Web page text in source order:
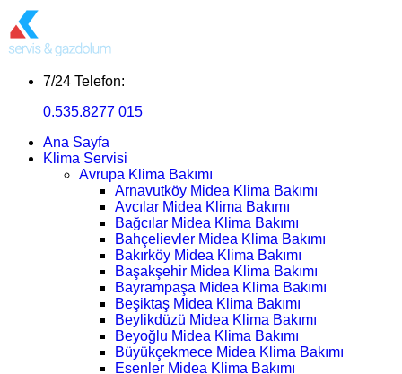
7/24 Telefon:
0.535.8277 015
Ana Sayfa
Klima Servisi
Avrupa Klima Bakımı
Arnavutköy Midea Klima Bakımı
Avcılar Midea Klima Bakımı
Bağcılar Midea Klima Bakımı
Bahçelievler Midea Klima Bakımı
Bakırköy Midea Klima Bakımı
Başakşehir Midea Klima Bakımı
Bayrampaşa Midea Klima Bakımı
Beşiktaş Midea Klima Bakımı
Beylikdüzü Midea Klima Bakımı
Beyoğlu Midea Klima Bakımı
Büyükçekmece Midea Klima Bakımı
Esenler Midea Klima Bakımı